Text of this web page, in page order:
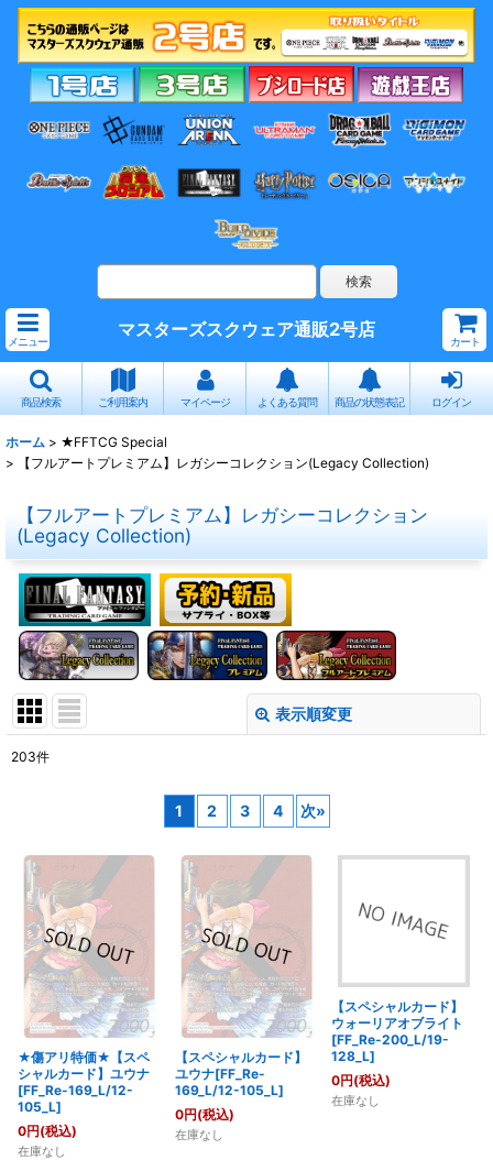
メニュー
マスターズスクウェア通販2号店
カート
商品検索 ご利用案内 マイページ よくある質問 商品の状態表記 ログイン
ホーム > ★FFTCG Special
>
【フルアートプレミアム】レガシーコレクション(Legacy Collection)
【フルアートプレミアム】レガシーコレクション
(Legacy Collection)
表示順変更
並び順:
絞り込む
203件
1 2 3 4 次»
★傷アリ特価★【スペ
シャルカード】ユウナ
[FF_Re-169_L/12-
105_L]
0円(税込)
在庫なし
【スペシャルカード】
ユウナ[FF_Re-
169_L/12-105_L]
0円(税込)
在庫なし
【スペシャルカード】
ウォーリアオブライト
[FF_Re-200_L/19-
128_L]
0円(税込)
在庫なし